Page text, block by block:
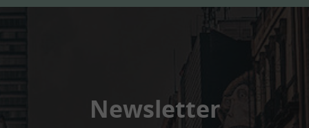
Newsletter